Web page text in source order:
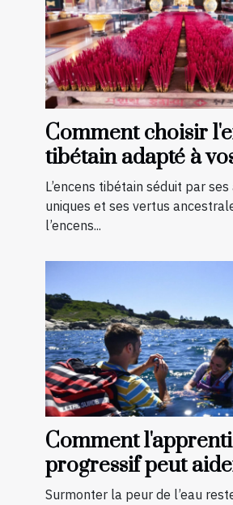
Comment choisir
tibétain adapté à
spirituels ?
L’encens tibétain séduit par
uniques et ses vertus
l’encens...
Comment
progressif peut
surmonter la peur
Surmonter la peur de l’eau